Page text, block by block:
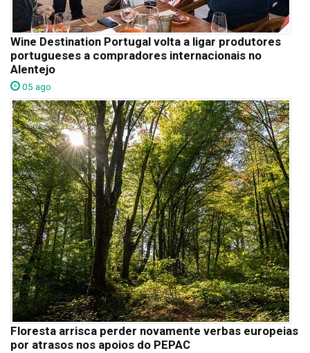
Wine Destination Portugal volta a ligar produtores
portugueses a compradores internacionais no
Alentejo
05 ago
Floresta arrisca perder novamente verbas europeias
por atrasos nos apoios do PEPAC